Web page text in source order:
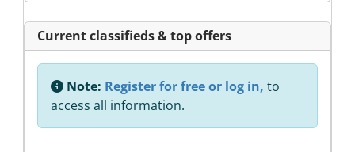
Current classifieds & top offers
Note: Register for free or log in, to
access all information.